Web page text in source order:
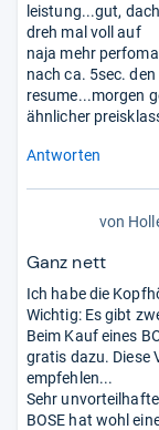
leistung...gut,
dreh mal voll auf
naja mehr
nach ca. 5sec.
resume...morgen
ähnlicher
Antworten
von
Ganz nett
Ich habe die
Wichtig: Es gibt
Beim Kauf eines
gratis dazu. Diese
empfehlen...
Sehr
BOSE hat wohl